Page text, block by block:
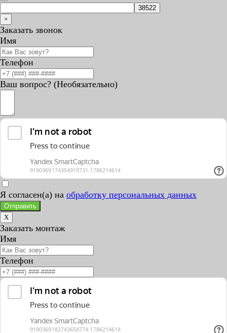
×
Заказать звонок
Имя
Телефон
Ваш вопрос? (Необязательно)
Я согласен(а) на обработку персональных данных
Отправить
X
Заказать монтаж
Имя
Телефон